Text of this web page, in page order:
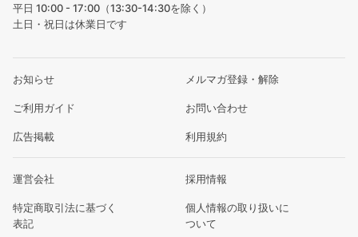
平日 10:00 - 17:00（13:30-14:30を除く）
土日・祝日は休業日です
お知らせ メルマガ登録・解除
ご利用ガイド お問い合わせ
広告掲載 利用規約
運営会社 採用情報
特定商取引法に基づく
表記
個人情報の取り扱いに
ついて